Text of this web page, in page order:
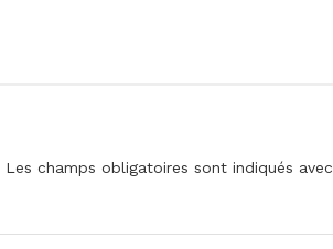
Les champs obligatoires sont indiqués avec